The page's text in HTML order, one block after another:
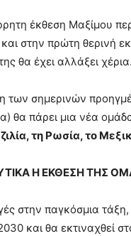
έκθεση Μαξίμου
στην πρώτη θερινή
θα έχει αλλάξει
των σημερινών
θα πάρει μια νέα
τη Ρωσία, το
Η ΕΚΘΕΣΗ ΤΗΣ
στην παγκόσμια
και θα εκτιναχθεί